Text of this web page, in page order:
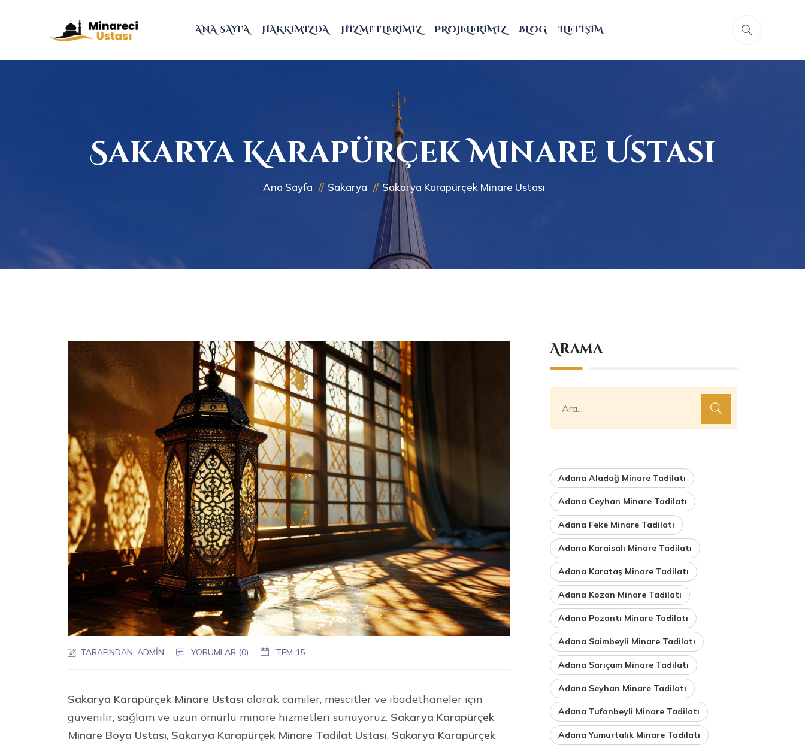
ANA SAYFA HAKKIMIZDA HIZMETLERIMIZ PROJELERIMIZ BLOG İLETIŞIM
Sakarya Karapürçek Minare Ustası
Ana Sayfa Sakarya Sakarya Karapürçek Minare Ustası
TARAFINDAN:ADMIN YORUMLAR (0) TEM 15
Sakarya Karapürçek Minare Ustası olarak camiler, mescitler ve ibadethaneler için
güvenilir, sağlam ve uzun ömürlü minare hizmetleri sunuyoruz. Sakarya Karapürçek
Minare Boya Ustası, Sakarya Karapürçek Minare Tadilat Ustası, Sakarya Karapürçek
Arama
Adana Aladağ Minare Tadilatı
Adana Ceyhan Minare Tadilatı
Adana Feke Minare Tadilatı
Adana Karaisalı Minare Tadilatı
Adana Karataş Minare Tadilatı
Adana Kozan Minare Tadilatı
Adana Pozantı Minare Tadilatı
Adana Saimbeyli Minare Tadilatı
Adana Sarıçam Minare Tadilatı
Adana Seyhan Minare Tadilatı
Adana Tufanbeyli Minare Tadilatı
Adana Yumurtalık Minare Tadilatı